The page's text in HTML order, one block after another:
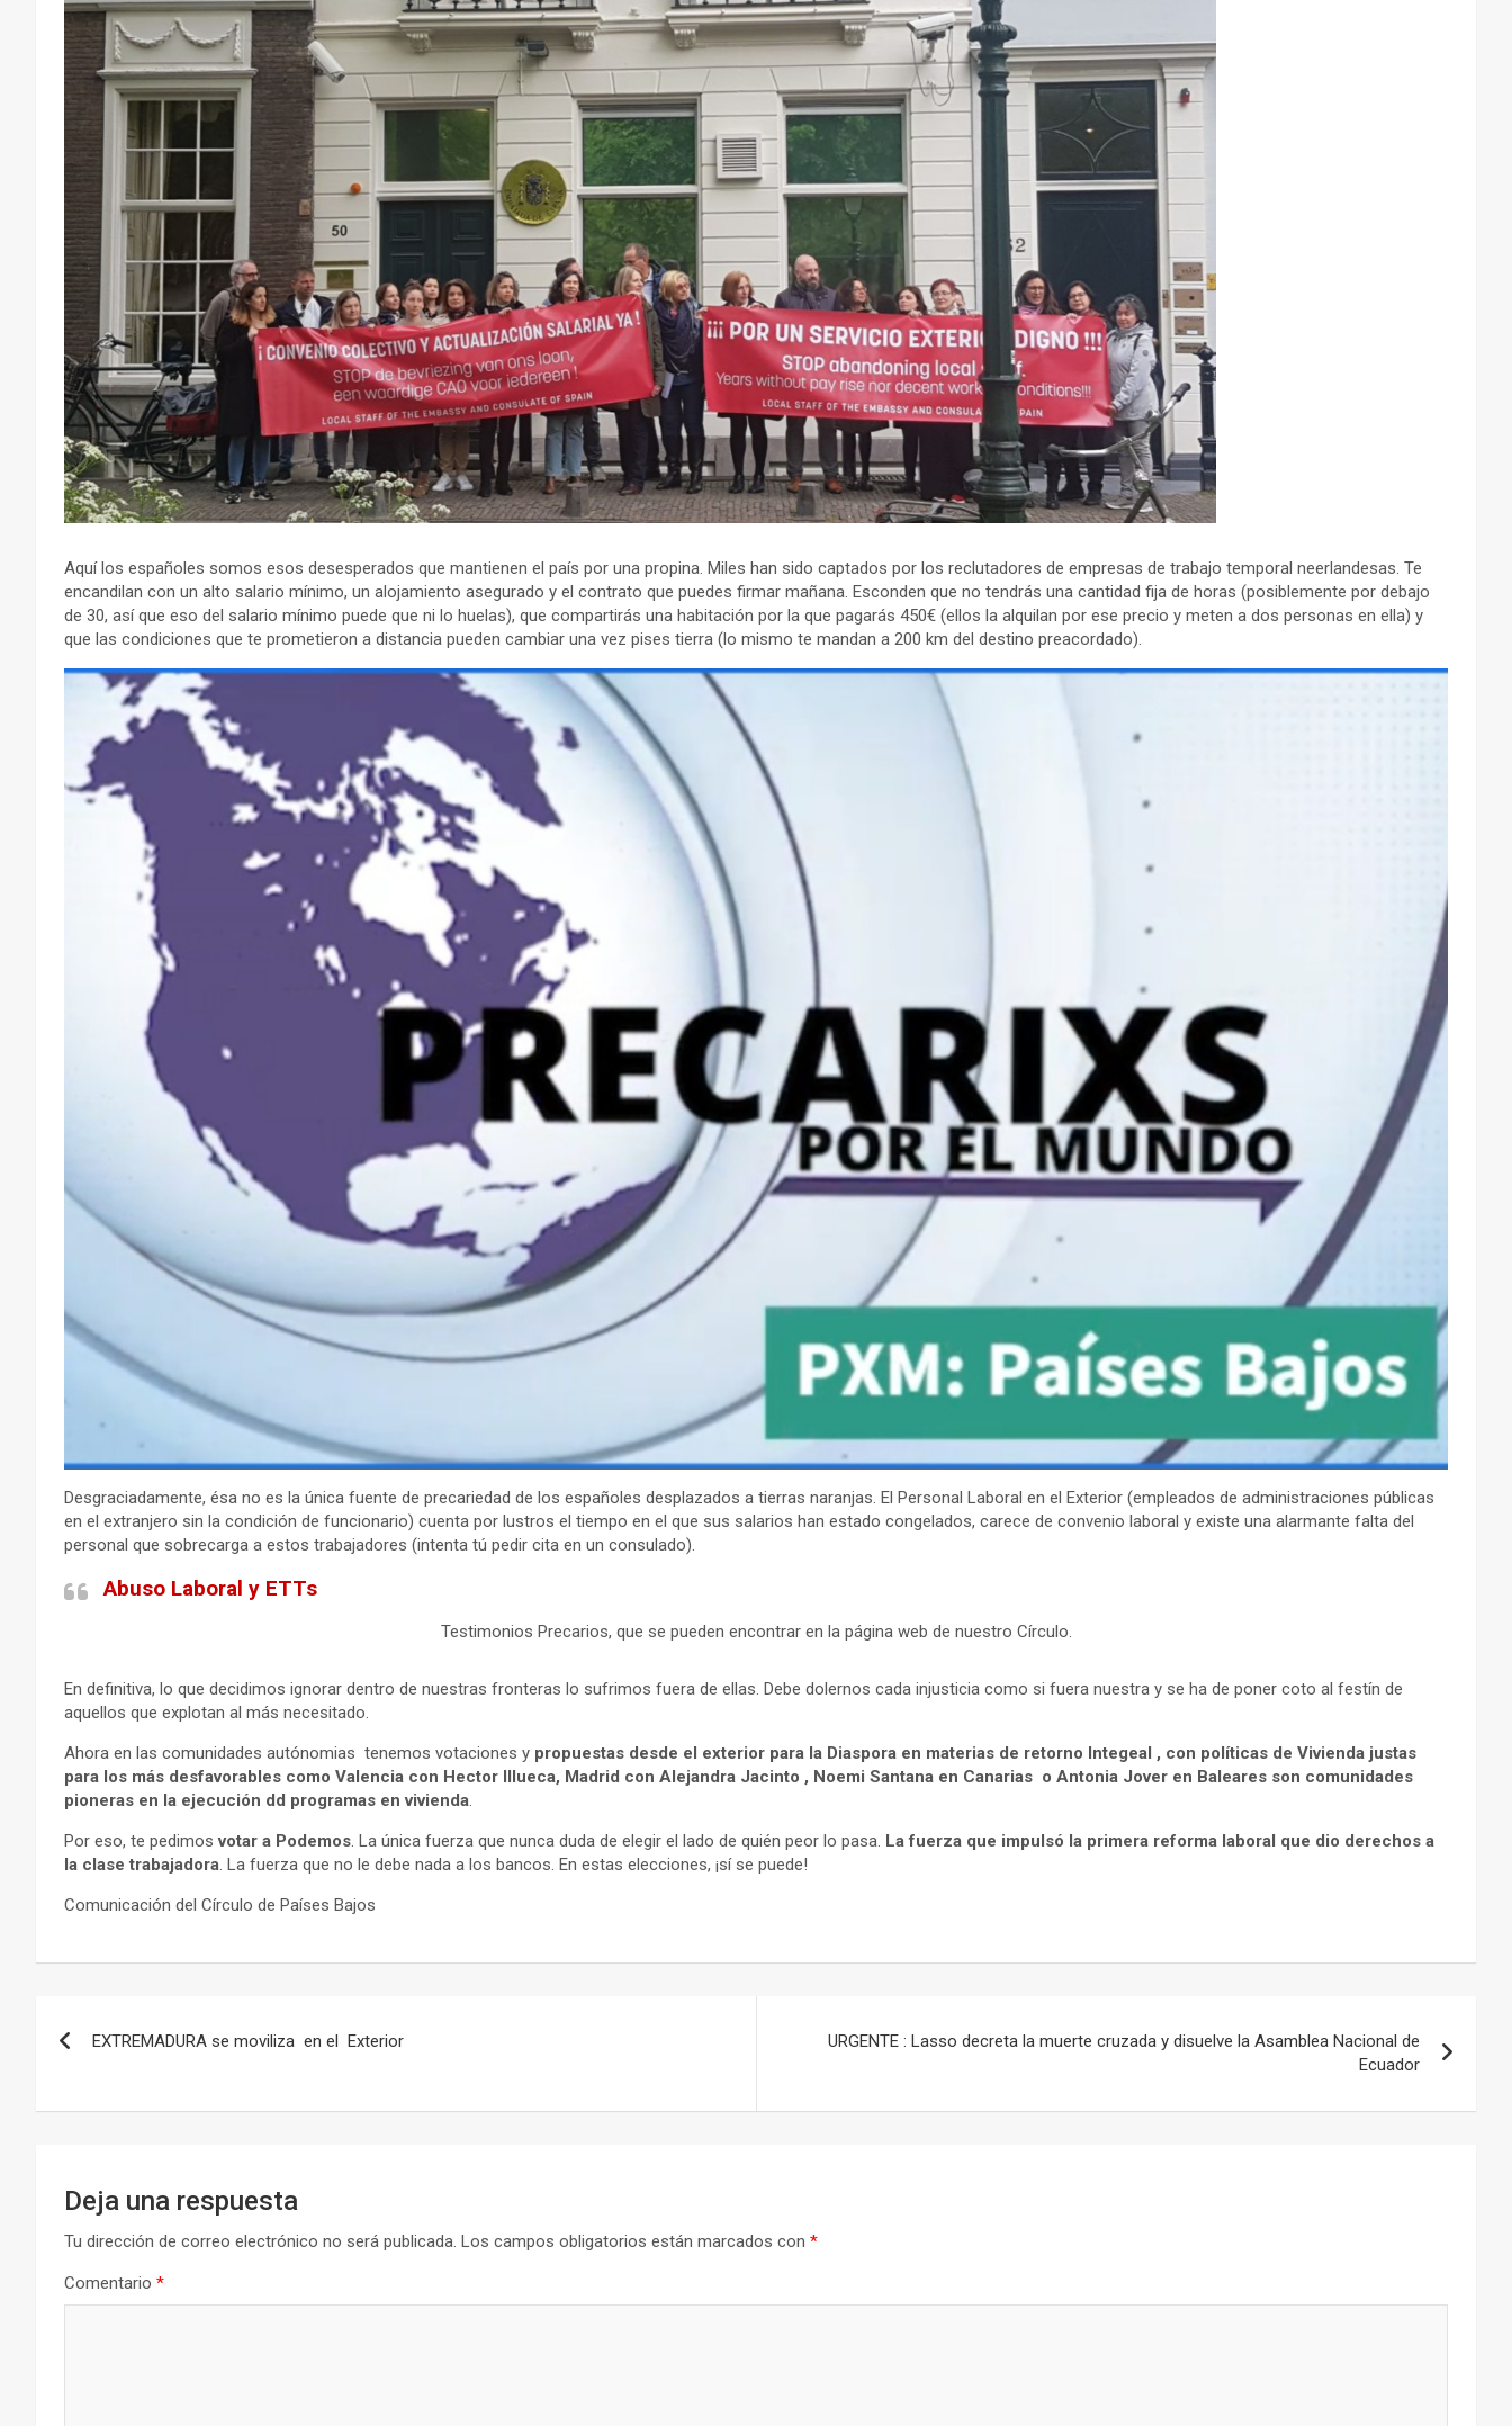
Aquí los españoles somos esos desesperados que mantienen el país por una propina. Miles han sido captados por los reclutadores de empresas de trabajo temporal neerlandesas. Te
encandilan con un alto salario mínimo, un alojamiento asegurado y el contrato que puedes firmar mañana. Esconden que no tendrás una cantidad fija de horas (posiblemente por debajo
de 30, así que eso del salario mínimo puede que ni lo huelas), que compartirás una habitación por la que pagarás 450€ (ellos la alquilan por ese precio y meten a dos personas en ella) y
que las condiciones que te prometieron a distancia pueden cambiar una vez pises tierra (lo mismo te mandan a 200 km del destino preacordado).
Desgraciadamente, ésa no es la única fuente de precariedad de los españoles desplazados a tierras naranjas. El Personal Laboral en el Exterior (empleados de administraciones públicas
en el extranjero sin la condición de funcionario) cuenta por lustros el tiempo en el que sus salarios han estado congelados, carece de convenio laboral y existe una alarmante falta del
personal que sobrecarga a estos trabajadores (intenta tú pedir cita en un consulado).
Abuso Laboral y ETTs
Testimonios Precarios, que se pueden encontrar en la página web de nuestro Círculo.
En definitiva, lo que decidimos ignorar dentro de nuestras fronteras lo sufrimos fuera de ellas. Debe dolernos cada injusticia como si fuera nuestra y se ha de poner coto al festín de
aquellos que explotan al más necesitado.
Ahora en las comunidades autónomias tenemos votaciones y propuestas desde el exterior para la Diaspora en materias de retorno Integeal , con políticas de Vivienda justas
para los más desfavorables como Valencia con Hector Illueca, Madrid con Alejandra Jacinto , Noemi Santana en Canarias o Antonia Jover en Baleares son comunidades
pioneras en la ejecución dd programas en vivienda.
Por eso, te pedimosvotar a Podemos. La única fuerza que nunca duda de elegir el lado de quién peor lo pasa. La fuerza que impulsó la primera reforma laboral que dio derechos a
la clase trabajadora. La fuerza que no le debe nada a los bancos. En estas elecciones, ¡sí se puede!
Comunicación del Círculo de Países Bajos
de
entradas
EXTREMADURA se moviliza en el Exterior
URGENTE : Lasso decreta la muerte cruzada y disuelve la Asamblea Nacional de
Ecuador
Deja una respuesta
Tu dirección de correo electrónico no será publicada. Los campos obligatorios están marcados con *
Comentario *